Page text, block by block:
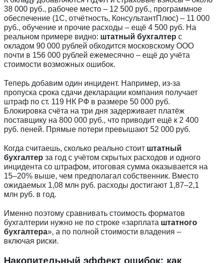
38 000 руб., рабочее место – 12 500 руб., программное
обеспечение (1С, отчётность, КонсультантПлюс) – 11 000
руб., обучение и прочие расходы – ещё 4 500 руб. На
реальном примере видно: штатный бухгалтер с
окладом 90 000 рублей обходится московскому ООО
почти в 156 000 рублей ежемесячно – ещё до учёта
стоимости возможных ошибок.
Теперь добавим один инцидент. Например, из-за
пропуска срока сдачи декларации компания получает
штраф по ст. 119 НК РФ в размере 50 000 руб.
Блокировка счёта на три дня задерживает платёж
поставщику на 800 000 руб., что приводит ещё к 2 400
руб. пеней. Прямые потери превышают 52 000 руб.
Когда считаешь, сколько реально стоит штатный
бухгалтер за год с учётом скрытых расходов и одного
инцидента со штрафом, итоговая сумма оказывается на
15–20% выше, чем предполагал собственник. Вместо
ожидаемых 1,08 млн руб. расходы достигают 1,87–2,1
млн руб. в год.
Именно поэтому сравнивать стоимость форматов
бухгалтерии нужно не по строке «зарплата штатного
бухгалтера», а по полной стоимости владения –
включая риски.
Накопительный эффект ошибок: как